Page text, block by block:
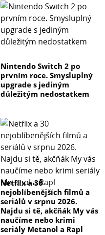
Nintendo Switch 2 po
prvním roce. Smysluplný
upgrade s jediným
důležitým nedostatkem
Netflix a 30
nejoblíbenějších filmů a
seriálů v srpnu 2026.
Najdu si tě, akčňák My vás
naučíme nebo krimi
seriály Metanol a Rapl